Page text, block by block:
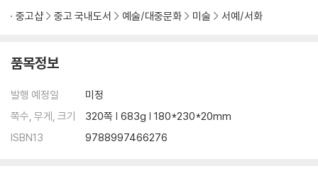
Tip Class) 사계절의 바람을 표현해보자!
수채화
먹그림
중고샵 중고 국내도서 예술/대중문화 미술 서예/서화
품목정보
발행 예정일
미정
쪽수, 무게, 크기
320쪽 | 683g | 180*230*20mm
ISBN13
9788997466276